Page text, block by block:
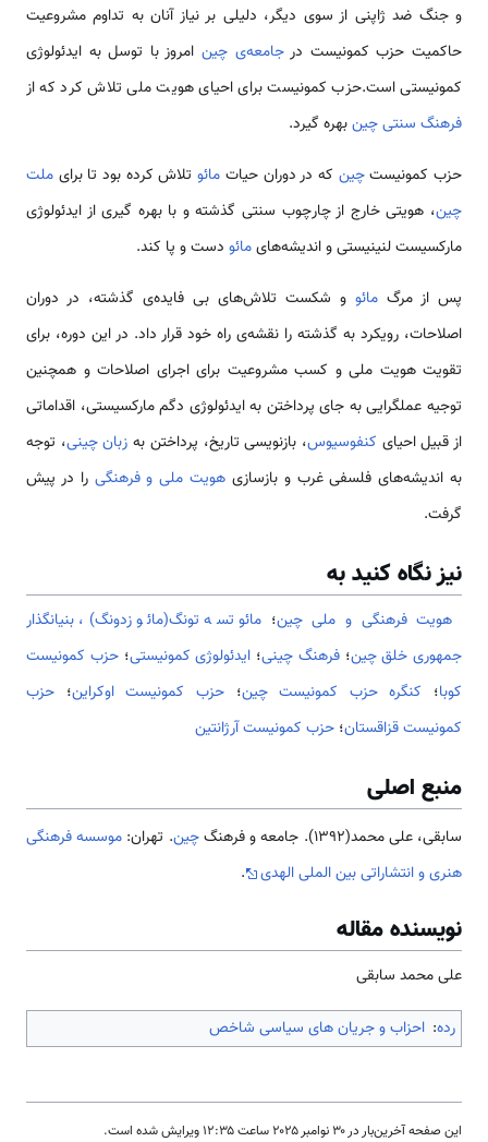
و جنگ ضد ژاپنی از سوی دیگر، دلیلی بر نیاز آنان به تداوم مشروعیت
حاکمیت حزب کمونیست درجامعه‌ی چین امروز با توسل به ایدئولوژی
کمونیستی است.حزب کمونیست برای احیای هویت ملی تلاش کرد که از
فرهنگ سنتی چینبهره گیرد.
حزب کمونیستچین که در دوران حیات مائوتلاش کرده بود تا برای ملت
چین، هویتی خارج از چارچوب سنتی گذشته و با بهره گیری از ایدئولوژی
مارکسیست لنینیستی و اندیشه‌هایمائو دست و پا کند.
پس از مرگ مائو و شکست تلاش­‌های بی فایده‌­ی گذشته، در دوران
اصلاحات، رویکرد به گذشته را نقشه­‌ی راه خود قرار داد. در این دوره، برای
تقویت هویت ملی و کسب مشروعیت برای اجرای اصلاحات و هم­چنین
توجیه عملگرایی به جای پرداختن به ایدئولوژی دگم مارکسیستی، اقداماتی
از قبیل احیای کنفوسیوس، بازنویسی تاریخ، پرداختن به زبان چینی، توجه
به اندیشه­‌های فلسفی غرب و بازسازی هویت ملی و فرهنگی را در پیش
گرفت.
نیز نگاه کنید به
هویت فرهنگی و ملی چین؛ مائو تسه تونگ(مائو زدونگ)، بنیانگذار
جمهوری خلق چین؛فرهنگ چینی؛ ایدئولوژی کمونیستی؛حزب کمونیست
کوبا؛ کنگره حزب کمونیست چین؛حزب کمونیست اوکراین؛ حزب
کمونیست قزاقستان؛ حزب کمونيست آرژانتين
منبع اصلی
سابقی، علی محمد(1392). جامعه و فرهنگ چین. تهران: موسسه فرهنگی
هنری و انتشاراتی بین الملی الهدی
.
نویسنده مقاله
علی محمد سابقی
رده: احزاب و جریان های سیاسی شاخص
این صفحه آخرین‌بار در ‏۳۰ نوامبر ۲۰۲۵ ساعت ‏۱۲:۳۵ ویرایش شده است.